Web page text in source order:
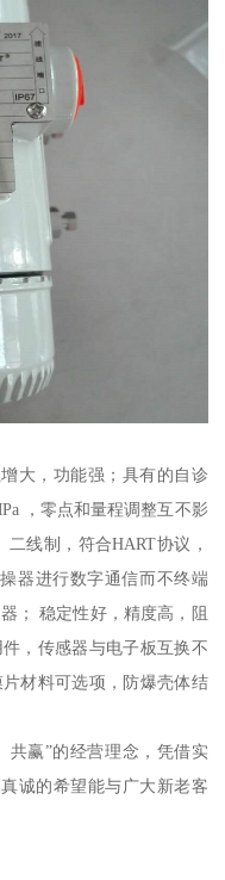
大，功能强；具有的自诊
，零点和量程调整互不影
线制，符合HART协议，
器进行数字通信而不终端
； 稳定性好，精度高，阻
，传感器与电子板互换不
材料可选项，防爆壳体结
共赢”的经营理念，凭借实
诚的希望能与广大新老客